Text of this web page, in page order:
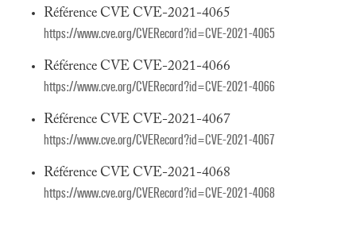
Référence CVE CVE-2021-4065
https://www.cve.org/CVERecord?id=CVE-2021-4065
Référence CVE CVE-2021-4066
https://www.cve.org/CVERecord?id=CVE-2021-4066
Référence CVE CVE-2021-4067
https://www.cve.org/CVERecord?id=CVE-2021-4067
Référence CVE CVE-2021-4068
https://www.cve.org/CVERecord?id=CVE-2021-4068